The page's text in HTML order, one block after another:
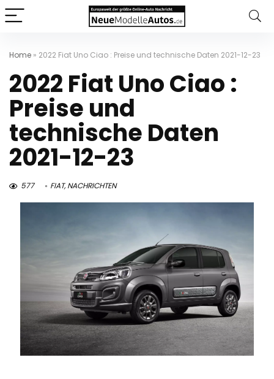
Home » 2022 Fiat Uno Ciao : Preise und technische Daten 2021-12-23
2022 Fiat Uno Ciao :
Preise und
technische Daten
2021-12-23
577 FIAT,NACHRICHTEN